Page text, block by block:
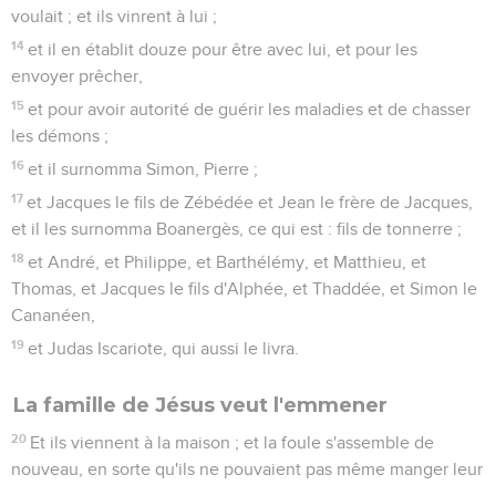
voulait ; et ils vinrent à lui ;
14 et il en établit douze pour être avec lui, et pour les
envoyer prêcher,
15 et pour avoir autorité de guérir les maladies et de chasser
les démons ;
16 et il surnomma Simon, Pierre ;
17 et Jacques le fils de Zébédée et Jean le frère de Jacques,
et il les surnomma Boanergès, ce qui est : fils de tonnerre ;
18 et André, et Philippe, et Barthélémy, et Matthieu, et
Thomas, et Jacques le fils d'Alphée, et Thaddée, et Simon le
Cananéen,
19 et Judas Iscariote, qui aussi le livra.
La famille de Jésus veut l'emmener
20 Et ils viennent à la maison ; et la foule s'assemble de
nouveau, en sorte qu'ils ne pouvaient pas même manger leur